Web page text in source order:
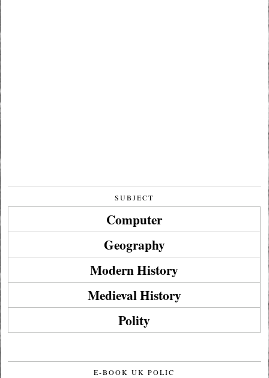
SUBJECT
Computer
Geography
Modern History
Medieval History
Polity
E-BOOK UK POLIC